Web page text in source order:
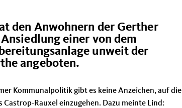
den Anwohnern der Gerther
einer von dem
unweit der
angeboten.
Kommunalpolitik gibt es keine Anzeichen, auf die
Castrop-Rauxel einzugehen. Dazu meinte Lind: